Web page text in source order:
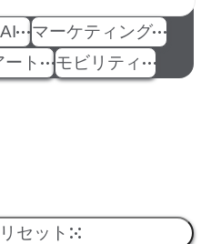
マーケティング
ート モビリティ
セット